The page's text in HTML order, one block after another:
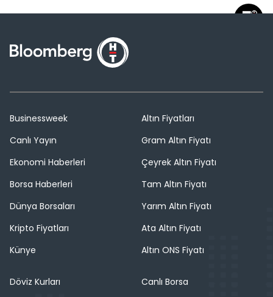
Businessweek
Canlı Yayın
Ekonomi Haberleri
Borsa Haberleri
Dünya Borsaları
Kripto Fiyatları
Künye
Altın Fiyatları
Gram Altın Fiyatı
Çeyrek Altın Fiyatı
Tam Altın Fiyatı
Yarım Altın Fiyatı
Ata Altın Fiyatı
Altın ONS Fiyatı
Döviz Kurları
Canlı Borsa